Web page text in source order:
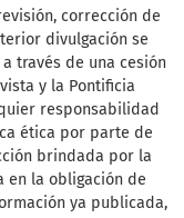
corrección de
divulgación se
través de una cesión
y la Pontificia
responsabilidad
ética por parte de
brindada por la
en la obligación de
ya publicada,